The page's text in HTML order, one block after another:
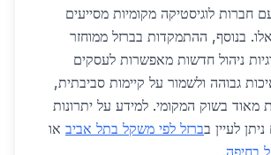
חברות לוגיסטיקה מקומיות מסייעים
אלו. בנוסף, ההתמקדות בברזל ממוחזר
ניהול חדשות מאפשרות לעסקים
גבוהה ולשמור על קיימות סביבתית,
מאוד בשוק המקומי. למידע על יתרונות
לעיין בברזל לפי משקל בתל אביב או
בחיפה.